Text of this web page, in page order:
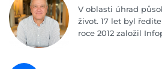
V oblasti úhrad
život. 17 let byl
roce 2012 založil